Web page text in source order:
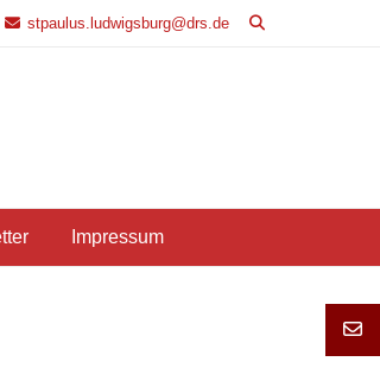
stpaulus.ludwigsburg@drs.de
Impressum